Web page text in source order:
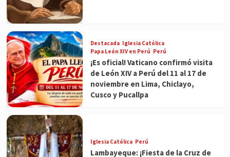
Destacada Iglesia Católica
Papa León XIV en Perú Perú
¡Es oficial! Vaticano confirmó visita
de León XIV a Perú del 11 al 17 de
noviembre en Lima, Chiclayo,
Cusco y Pucallpa
Iglesia Católica Perú
Lambayeque: ¡Fiesta de la Cruz de